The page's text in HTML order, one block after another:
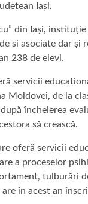
Iași.
din Iași,
și asociate dar și
238 de elevi.
servicii
de la
încheierea
să crească.
oferă servicii
a proceselor
tulburări
în acest an